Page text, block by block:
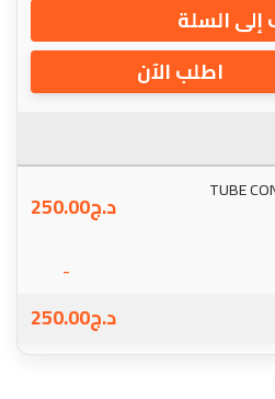
السلة
اطلب الآن
TUBE
د.ج250.00
-
د.ج250.00